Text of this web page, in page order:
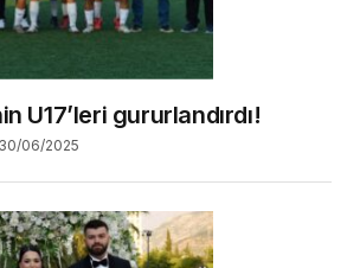
U17’leri gururlandırdı!
30/06/2025